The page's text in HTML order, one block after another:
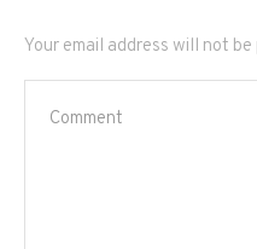
Your email address will not be